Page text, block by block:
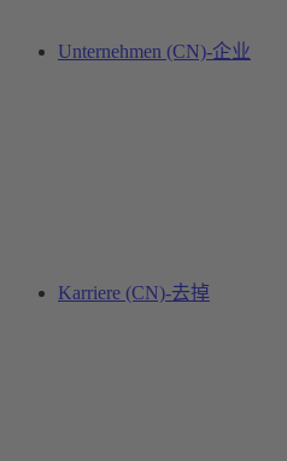
Unternehmen (CN)-企业
Karriere (CN)-去掉